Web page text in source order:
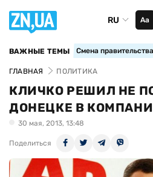
RU Аа
ВАЖНЫЕ ТЕМЫ Смена
ГЛАВНАЯ ПОЛИТИКА
КЛИЧКО РЕШИЛ НЕ
ДОНЕЦКЕ В
30 мая, 2013, 13:48
Поделиться